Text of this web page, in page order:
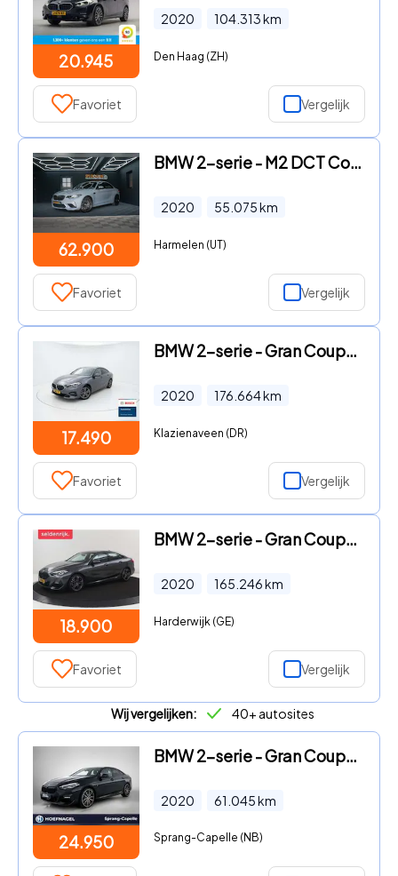
20.945
2020 104.313km
Den Haag (ZH)
Favoriet Vergelijk
62.900
BMW 2-serie - M2 DCT Competition / Track pack / 780pk / Open dak / Mapswit
2020 55.075km
Harmelen (UT)
Favoriet Vergelijk
17.490
BMW 2-serie - Gran Coupé 218i High Executive Edition PAN
2020 176.664km
Klazienaveen (DR)
Favoriet Vergelijk
18.900
BMW 2-serie - Gran Coupé 218i High Executive Edition M-s
2020 165.246km
Harderwijk (GE)
Favoriet Vergelijk
Wij vergelijken: 40+ autosites
24.950
BMW 2-serie - Gran Coupé 218i M Sport High Executive | A
2020 61.045km
Sprang-Capelle (NB)